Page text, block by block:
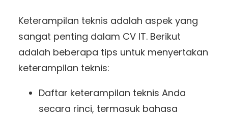
Keterampilan teknis adalah aspek yang
sangat penting dalam CV IT. Berikut
adalah beberapa tips untuk menyertakan
keterampilan teknis:
Daftar keterampilan teknis Anda
secara rinci, termasuk bahasa